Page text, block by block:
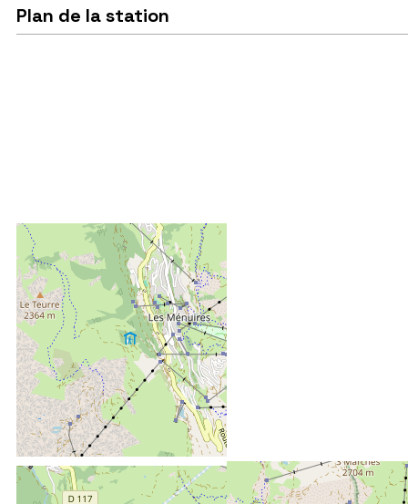
Plan de la station